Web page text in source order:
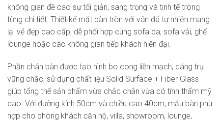
không gian đề cao sự tối giản, sang trọng và tinh tế trong
từng chi tiết. Thiết kế mặt bàn tròn với vân đá tự nhiên mang
lại vẻ đẹp cao cấp, dễ phối hợp cùng sofa da, sofa vải, ghế
lounge hoặc các không gian tiếp khách hiện đại.
Phần chân bàn được tạo hình bo cong liền mạch, dáng trụ
vững chắc, sử dụng chất liệu Solid Surface + Fiber Glass
giúp tổng thể sản phẩm vừa chắc chắn vừa có tính thẩm mỹ
cao. Với đường kính 50cm và chiều cao 40cm, mẫu bàn phù
hợp cho phòng khách căn hộ, villa, showroom, lounge,